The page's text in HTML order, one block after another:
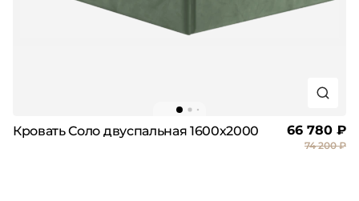
Кровать Соло двуспальная 1600х2000 66 780 ₽
74 200 ₽